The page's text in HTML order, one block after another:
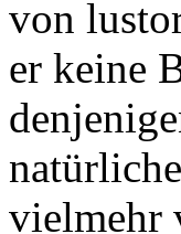
von
er keine
vielmehr